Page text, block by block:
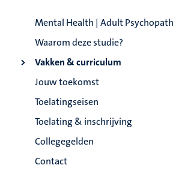
Mental Health | Adult
Waarom deze studie?
Vakken & curriculum
Jouw toekomst
Toelatingseisen
Toelating & inschrijving
Collegegelden
Contact